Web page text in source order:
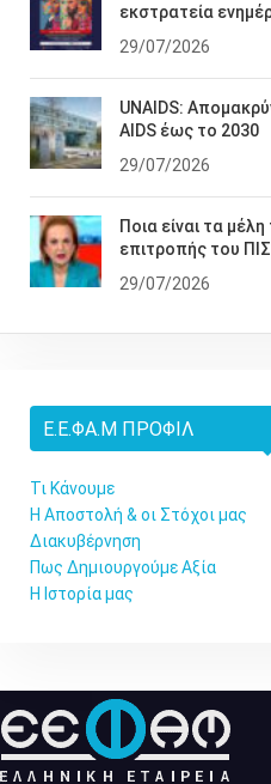
εκστρατεία
29/07/2026
UNAIDS:
AIDS έως το 2030
29/07/2026
Ποια είναι τα
επιτροπής του ΠΙΣ
29/07/2026
Ε.Ε.ΦΑ.Μ ΠΡΟΦΊΛ
Τι Κάνουμε
Η Αποστολή & οι Στόχοι μας
Διακυβέρνηση
Πως Δημιουργούμε Αξία
Η Ιστορία μας